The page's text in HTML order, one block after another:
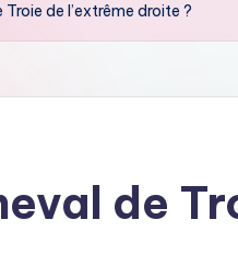
Troie de l’extrême droite ?
de